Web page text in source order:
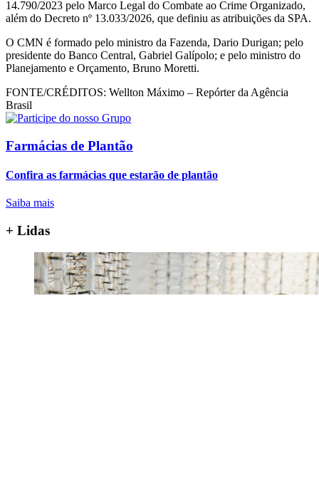
14.790/2023 pelo Marco Legal do Combate ao Crime Organizado,
além do Decreto nº 13.033/2026, que definiu as atribuições da SPA.
O CMN é formado pelo ministro da Fazenda, Dario Durigan; pelo
presidente do Banco Central, Gabriel Galípolo; e pelo ministro do
Planejamento e Orçamento, Bruno Moretti.
FONTE/CRÉDITOS: Wellton Máximo – Repórter da Agência
Brasil
Farmácias de Plantão
Confira as farmácias que estarão de plantão
Saiba mais
+ Lidas